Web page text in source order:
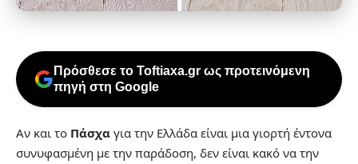
Πρόσθεσε το Toftiaxa.gr ως προτεινόμενη
πηγή στη Google
Αν και το Πάσχα για την Ελλάδα είναι μια γιορτή έντονα
συνυφασμένη με την παράδοση, δεν είναι κακό να την